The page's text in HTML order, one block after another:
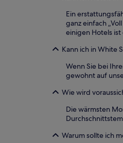
Ein
ganz einfach
einigen Hotels
Kann ich in White
Wenn Sie bei
gewohnt auf
Wie wird
Die wärmsten
Warum sollte ich